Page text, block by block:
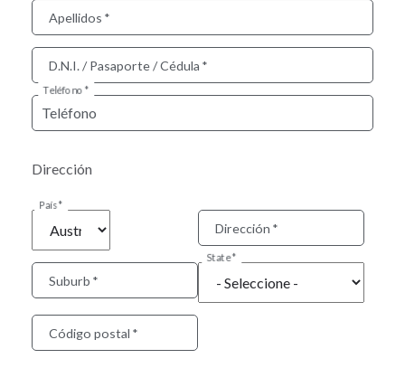
Apellidos
D.N.I. / Pasaporte / Cédula
Teléfono
Dirección
País
Dirección
Suburb
State
Código postal